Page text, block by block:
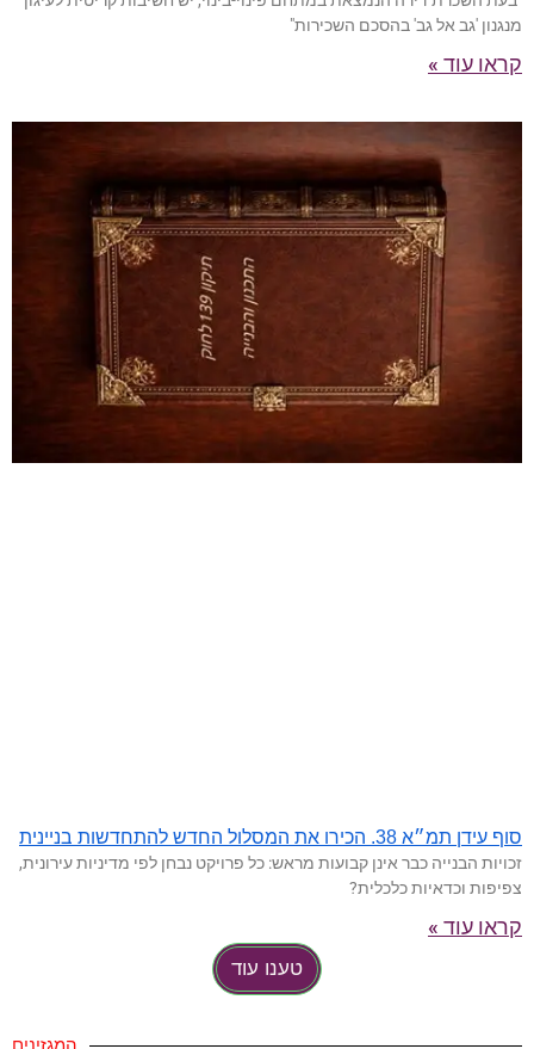
מנגנון 'גב אל גב' בהסכם השכירות"
קראו עוד »
סוף עידן תמ״א 38. הכירו את המסלול החדש להתחדשות בניינית
זכויות הבנייה כבר אינן קבועות מראש: כל פרויקט נבחן לפי מדיניות עירונית,
צפיפות וכדאיות כלכלית?
קראו עוד »
טענו עוד